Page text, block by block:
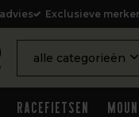
Exclusieve
alle categorieën
Racefietsen